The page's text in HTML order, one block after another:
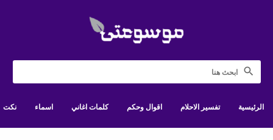
الرئيسية تفسير الاحلام اقوال وحكم كلمات اغاني اسماء نكت